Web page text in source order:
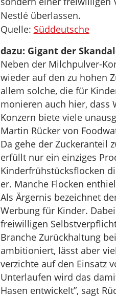
Nestlé überlassen.
Quelle: Süddeutsche
dazu: Gigant der
Neben der Milchpulver-
wieder auf den zu hohen
allem solche, die für
monieren auch hier, dass
Konzern biete viele
Martin Rücker von
Da gehe der Zuckeranteil
erfüllt nur ein einziges
Kinderfrühstücksflocken
er. Manche Flocken
Als Ärgernis bezeichnet
Werbung für Kinder.
freiwilligen
Branche Zurückhaltung
ambitioniert, lässt aber
verzichte auf den Einsatz
Unterlaufen wird das
Hasen entwickelt”, sagt